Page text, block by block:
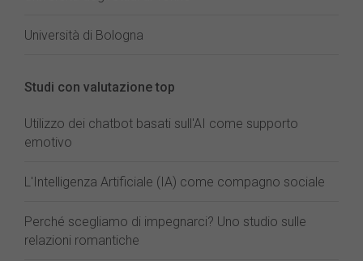
Università di Bologna
Studi con valutazione top
Utilizzo dei chatbot basati sull'AI come supporto
emotivo
L'Intelligenza Artificiale (IA) come compagno sociale
Perché scegliamo di impegnarci? Uno studio sulle
relazioni romantiche